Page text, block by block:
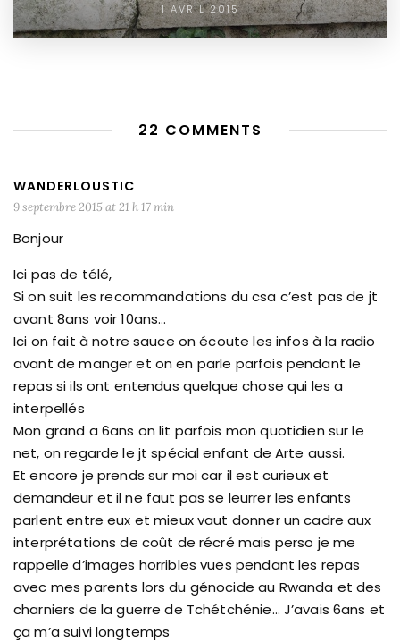
1 AVRIL 2015
22 COMMENTS
WANDERLOUSTIC
9 septembre 2015 at 21 h 17 min
Bonjour
Ici pas de télé,
Si on suit les recommandations du csa c’est pas de jt
avant 8ans voir 10ans…
Ici on fait à notre sauce on écoute les infos à la radio
avant de manger et on en parle parfois pendant le
repas si ils ont entendus quelque chose qui les a
interpellés
Mon grand a 6ans on lit parfois mon quotidien sur le
net, on regarde le jt spécial enfant de Arte aussi.
Et encore je prends sur moi car il est curieux et
demandeur et il ne faut pas se leurrer les enfants
parlent entre eux et mieux vaut donner un cadre aux
interprétations de coût de récré mais perso je me
rappelle d’images horribles vues pendant les repas
avec mes parents lors du génocide au Rwanda et des
charniers de la guerre de Tchétchénie… J’avais 6ans et
ça m’a suivi longtemps